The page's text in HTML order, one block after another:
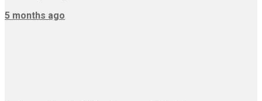
5 months ago